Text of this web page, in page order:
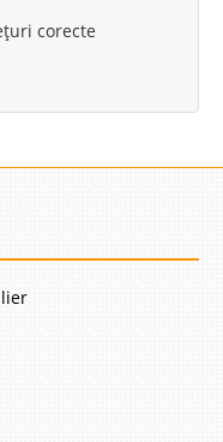
corecte